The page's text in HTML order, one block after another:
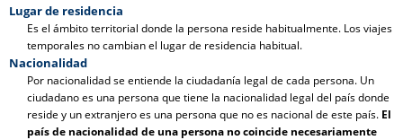
Lugar de residencia
Es el ámbito territorial donde la persona reside habitualmente. Los viajes
temporales no cambian el lugar de residencia habitual.
Nacionalidad
Por nacionalidad se entiende la ciudadanía legal de cada persona. Un
ciudadano es una persona que tiene la nacionalidad legal del país donde
reside y un extranjero es una persona que no es nacional de este país. El
país de nacionalidad de una persona no coincide necesariamente